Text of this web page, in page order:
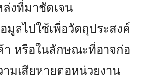
ล่งที่มาชัดเจน
มูลไปใช้เพื่อวัตถุประสงค์
า หรือในลักษณะที่อาจก่อ
ามเสียหายต่อหน่วยงาน